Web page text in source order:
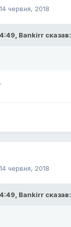
14 червня, 2018
Bankirr сказав:
14 червня, 2018
Bankirr сказав: